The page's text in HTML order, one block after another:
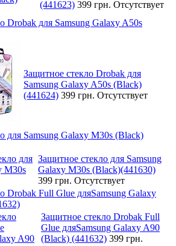
(441623) 399 грн. Отсутствует
Drobak для Samsung Galaxy A50s
Защитное стекло Drobak для
Samsung Galaxy A50s (Black)
(441624) 399 грн. Отсутствует
для Samsung Galaxy M30s (Black)
Защитное стекло для Samsung
Galaxy M30s (Black)(441630)
399 грн. Отсутствует
Drobak Full Glue дляSamsung Galaxy
Защитное стекло Drobak Full
Glue дляSamsung Galaxy A90
(Black) (441632) 399 грн.